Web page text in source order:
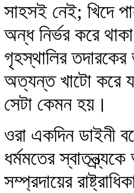
সাহসই নেই; খিদে
অন্ধ নির্ভর করে
গৃহস্থালির
অত্যন্ত খাটো করে
সেটা কেমন হয়।
ওরা একদিন ডাইনী
ধর্মমতের
সম্প্রদায়ের